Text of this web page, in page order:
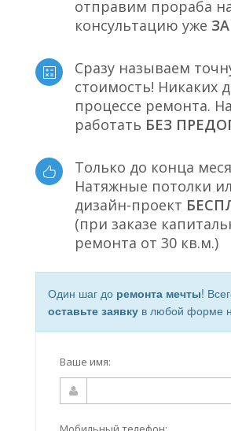
отправим прораба
консультацию уже
Сразу называем
стоимость! Никаких
процессе ремонта.
работать БЕЗ
Только до конца
Натяжные потолки
дизайн-проект
(при заказе
ремонта от 30 кв.м.)
Один шаг до ремонта мечты!
оставьте заявку в любой форме
Ваше имя: